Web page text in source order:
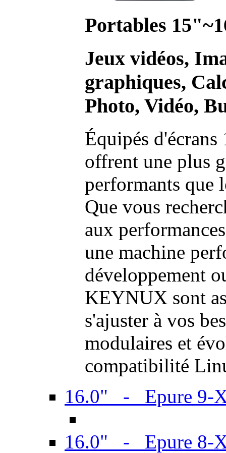
Portables
Jeux vidéos,
graphiques,
Photo, Vidéo,
Équipés
offrent une plus
performants que
Que vous
aux
une machine
développement
KEYNUX sont
s'ajuster à vos
modulaires et
compatibilité
16.0" - Epure 9-
16.0" - Epure 8-